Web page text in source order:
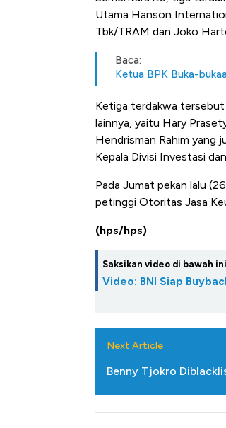
Utama Hanson
Tbk/TRAM dan Joko
Baca:
Ketua BPK Buka-
Ketiga terdakwa
lainnya, yaitu Hary
Hendrisman Rahim yang
Kepala Divisi Investasi
Pada Jumat pekan lalu
petinggi Otoritas Jasa
(hps/hps)
Saksikan video di bawah
Video: BNI Siap
Next Article
Benny Tjokro